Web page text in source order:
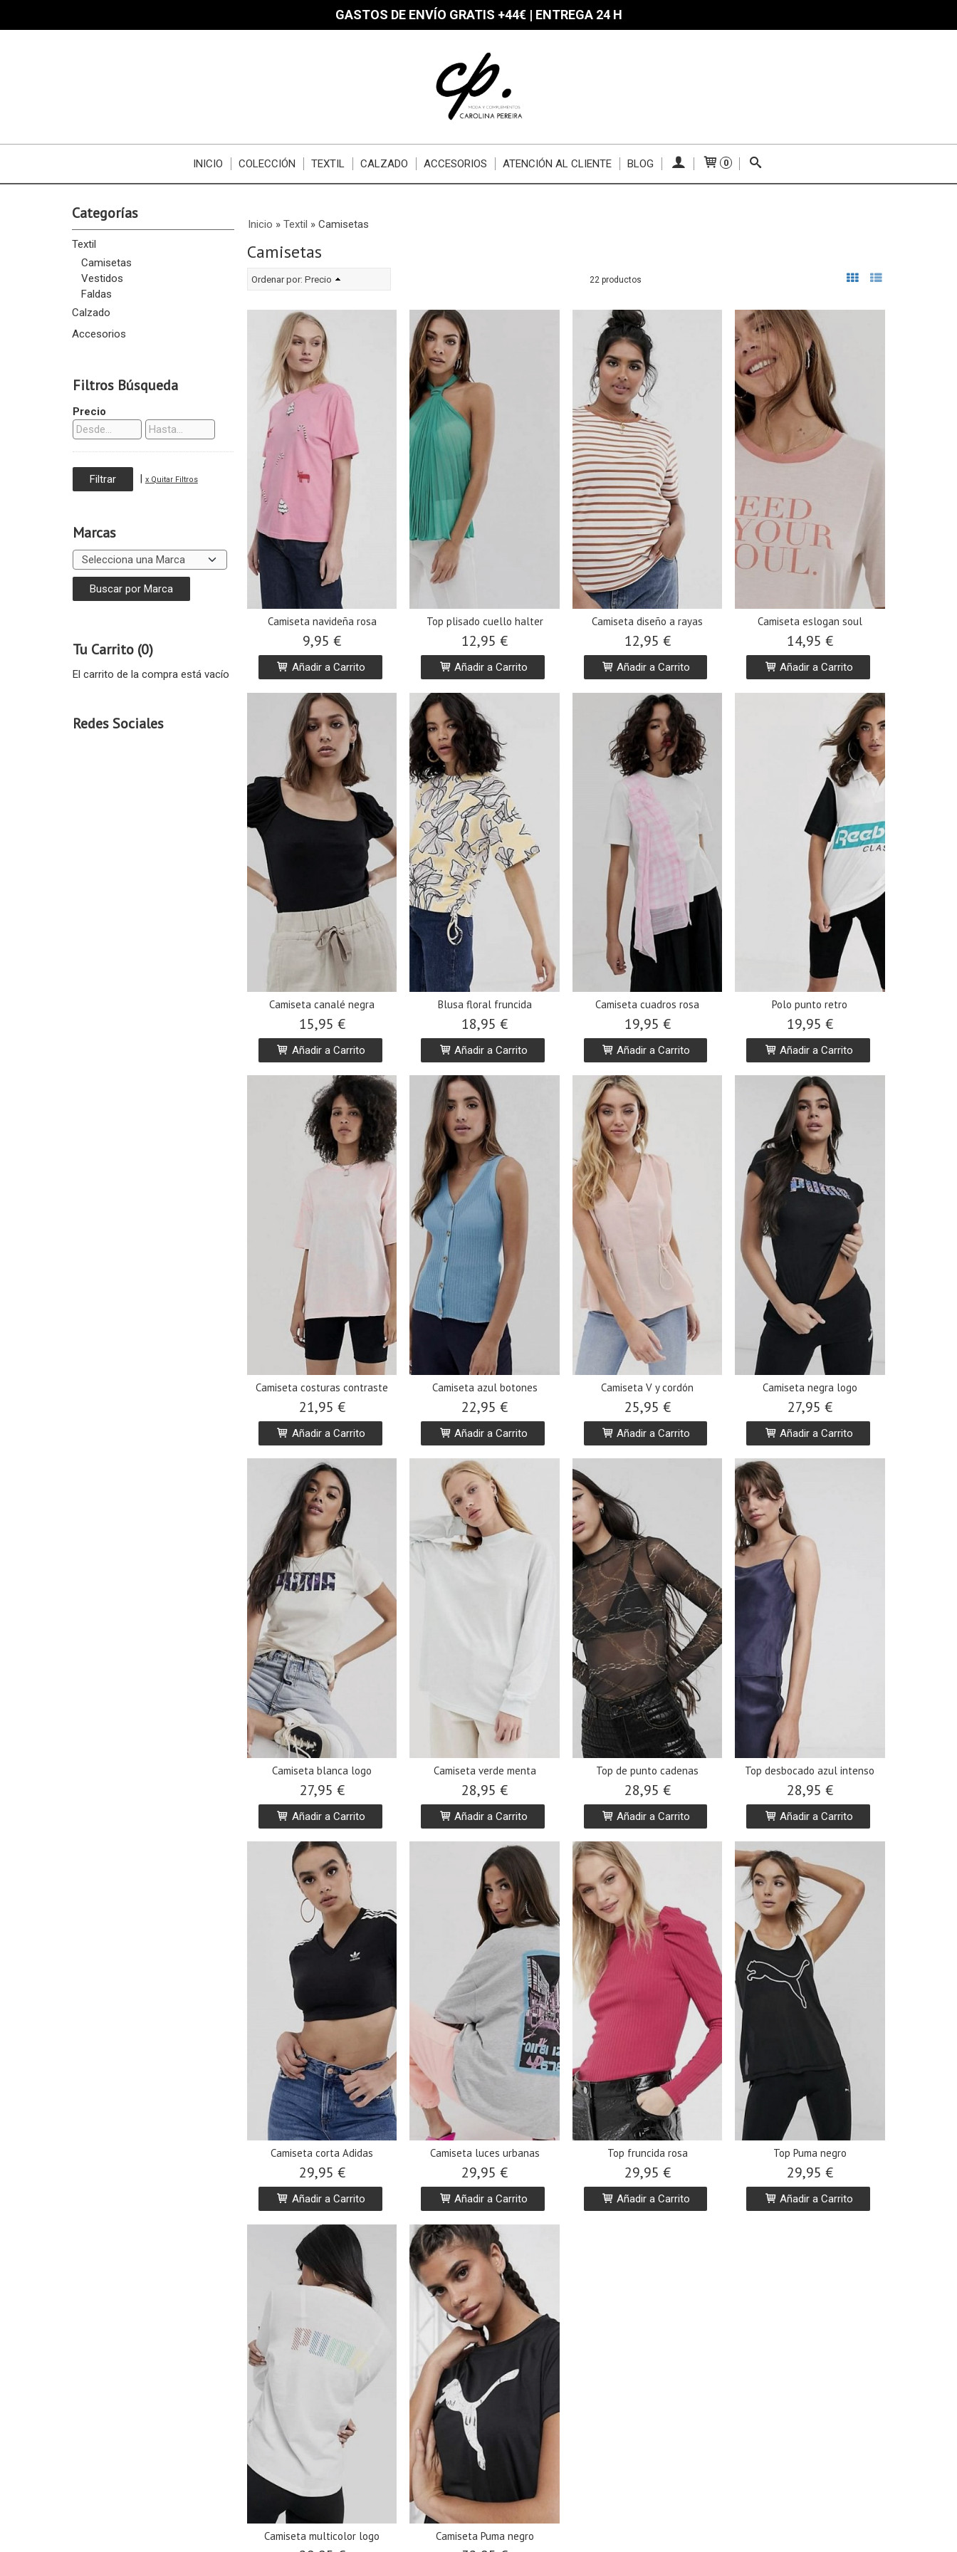
GASTOS DE ENVÍO GRATIS +44€ | ENTREGA 24 H
INICIO COLECCIÓN TEXTIL CALZADO ACCESORIOS ATENCIÓN AL CLIENTE BLOG 0
Categorías
Textil
Camisetas
Vestidos
Faldas
Calzado
Accesorios
Filtros Búsqueda
Precio
| x Quitar Filtros
Marcas
Tu Carrito (0)
El carrito de la compra está vacío
Redes Sociales
Inicio » Textil » Camisetas
Camisetas
Ordenar por: Precio 22 productos
Camiseta navideña rosa
9,95 €
Añadir a Carrito
Top plisado cuello halter
12,95 €
Añadir a Carrito
Camiseta diseño a rayas
12,95 €
Añadir a Carrito
Camiseta eslogan soul
14,95 €
Añadir a Carrito
Camiseta canalé negra
15,95 €
Añadir a Carrito
Blusa floral fruncida
18,95 €
Añadir a Carrito
Camiseta cuadros rosa
19,95 €
Añadir a Carrito
Polo punto retro
19,95 €
Añadir a Carrito
Camiseta costuras contraste
21,95 €
Añadir a Carrito
Camiseta azul botones
22,95 €
Añadir a Carrito
Camiseta V y cordón
25,95 €
Añadir a Carrito
Camiseta negra logo
27,95 €
Añadir a Carrito
Camiseta blanca logo
27,95 €
Añadir a Carrito
Camiseta verde menta
28,95 €
Añadir a Carrito
Top de punto cadenas
28,95 €
Añadir a Carrito
Top desbocado azul intenso
28,95 €
Añadir a Carrito
Camiseta corta Adidas
29,95 €
Añadir a Carrito
Camiseta luces urbanas
29,95 €
Añadir a Carrito
Top fruncida rosa
29,95 €
Añadir a Carrito
Top Puma negro
29,95 €
Añadir a Carrito
Camiseta multicolor logo Camiseta Puma negro